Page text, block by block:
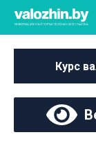
Курс